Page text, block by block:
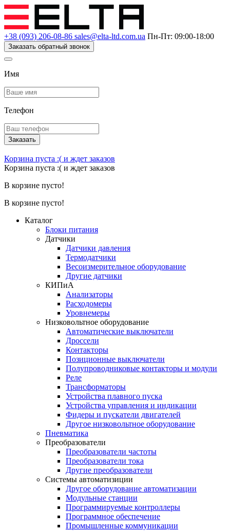
+38 (093) 206-08-86 sales@elta-ltd.com.ua Пн-Пт: 09:00-18:00
Заказать обратный звонок
Имя
Телефон
Заказать
Корзина пуста :( и ждет заказов
Корзина пуста :( и ждет заказов
В корзине пусто!
В корзине пусто!
Каталог
Блоки питания
Датчики
Датчики давления
Термодатчики
Весоизмерительное оборудование
Другие датчики
КИПиА
Анализаторы
Расходомеры
Уровнемеры
Низковольтное оборудование
Автоматические выключатели
Дроссели
Контакторы
Позиционные выключатели
Полупроводниковые контакторы и модули
Реле
Трансформаторы
Устройства плавного пуска
Устройства управления и индикации
Фидеры и пускатели двигателей
Другое низковольтное оборудование
Пневматика
Преобразователи
Преобразователи частоты
Преобразователи тока
Другие преобразователи
Системы автоматизиции
Другое оборудование автоматизации
Модульные станции
Программируемые контроллеры
Программное обеспечение
Промышленные коммуникации